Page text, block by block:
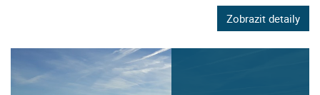
Zobrazit detaily